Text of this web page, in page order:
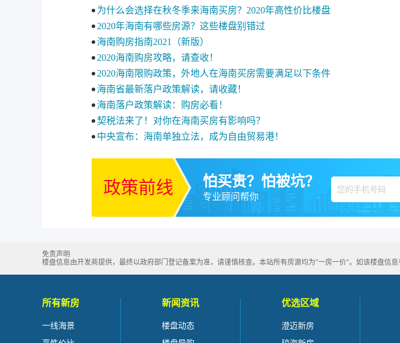
为什么会选择在秋冬季来海南买房？2020年高性价比楼盘
2020年海南有哪些房源？这些楼盘别错过
海南购房指南2021（新版）
2020海南购房攻略，请查收！
2020海南限购政策，外地人在海南买房需要满足以下条件
海南省最新落户政策解读，请收藏！
海南落户政策解读：购房必看！
契税法来了！对你在海南买房有影响吗？
中央宣布：海南单独立法，成为自由贸易港！
政策前线 怕买贵？怕被坑？
专业顾问帮你
免责声明
楼盘信息由开发商提供，最终以政府部门登记备案为准，请谨慎核查。本站所有房源均为"一房一价"。如该楼盘信息
所有新房
一线海景
新闻资讯
楼盘动态
优选区域
澄迈新房